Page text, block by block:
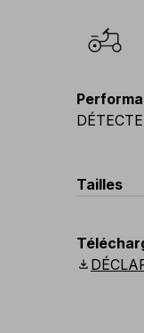
Tailles
download